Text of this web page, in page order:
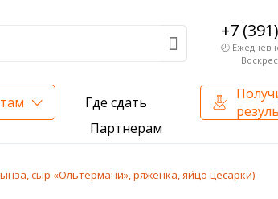
+7
🕗
Где сдать
Партнерам
О компании
сыр «Ольтермани», ряженка, яйцо цесарки)